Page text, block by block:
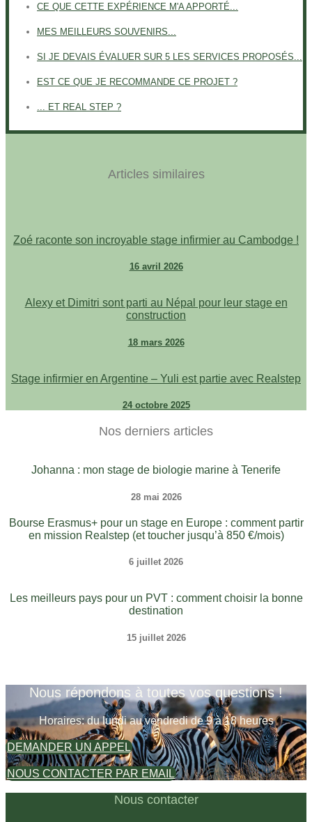
CE QUE CETTE EXPÉRIENCE M'A APPORTÉ...
MES MEILLEURS SOUVENIRS...
SI JE DEVAIS ÉVALUER SUR 5 LES SERVICES PROPOSÉS...
EST CE QUE JE RECOMMANDE CE PROJET ?
... ET REAL STEP ?
Articles similaires
Zoé raconte son incroyable stage infirmier au Cambodge !
16 avril 2026
Alexy et Dimitri sont parti au Népal pour leur stage en
construction
18 mars 2026
Stage infirmier en Argentine – Yuli est partie avec Realstep
24 octobre 2025
Nos derniers articles
Johanna : mon stage de biologie marine à Tenerife
28 mai 2026
Bourse Erasmus+ pour un stage en Europe : comment partir
en mission Realstep (et toucher jusqu’à 850 €/mois)
6 juillet 2026
Les meilleurs pays pour un PVT : comment choisir la bonne
destination
15 juillet 2026
Nous répondons à toutes vos questions !
Horaires: du lundi au vendredi de 9 à 18 heures
DEMANDER UN APPEL
NOUS CONTACTER PAR EMAIL
Nous contacter